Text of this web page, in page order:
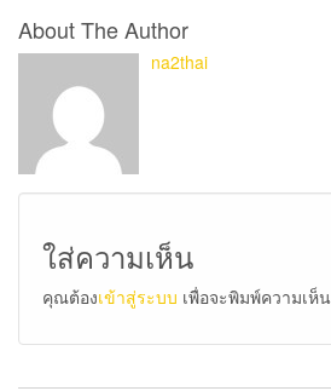
About The Author
na2thai
ใส่ความเห็น
คุณต้องเข้าสู่ระบบ เพื่อจะพิมพ์ความเห็น